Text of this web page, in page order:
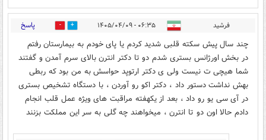
فرشید ۰۶:۳۵ - ۱۴۰۵/۰۴/۰۹ 5 پاسخ
چند سال پیش سکته قلبی شدید کردم یا پای خودم به بیمارستان رفتم
در بخش اورژانس بستری شدم دو تا دکتر انترن بالای سرم آمدن و گفتند
شما هیچی ت نیست ولی ی دکتر ارتوپد حواسش به من بود که ربطی
بهش نداشت دستور داد ، دکتر اکو رو آوردن ، با دستگاه تشخیص بستری
در آی سی یو رو داد ، بعد از یکهفته مراقبت های ویژه عمل قلب انجام
دادم حالا اون دو تا انترن ، میخواهند چه گلی به سر این مملکت بزنند